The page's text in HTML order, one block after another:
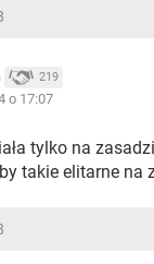
219
o 17:07
tylko na
takie elitarne na